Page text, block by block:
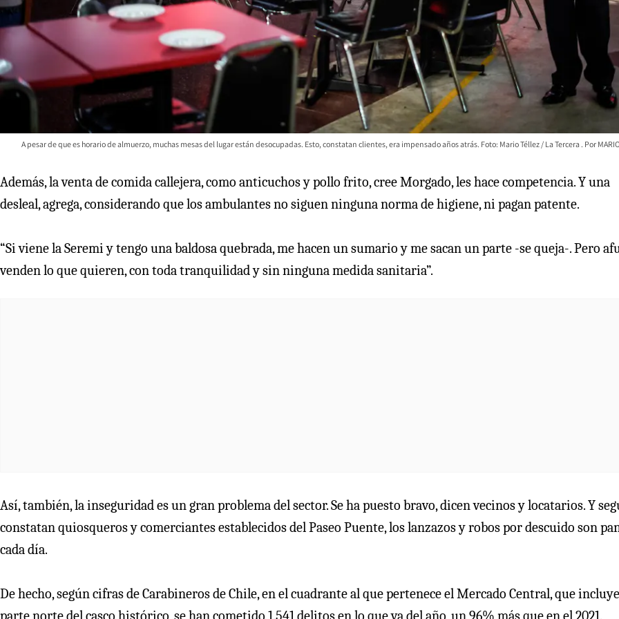
A pesar de que es horario de almuerzo, muchas mesas del lugar están desocupadas. Esto, constatan clientes, era impensado años atrás. Foto: Mario Téllez / La Tercera
Además, la venta de comida callejera, como anticuchos y pollo frito, cree Morgado, les hace competencia. Y una
desleal, agrega, considerando que los ambulantes no siguen ninguna norma de higiene, ni pagan patente.
“Si viene la Seremi y tengo una baldosa quebrada, me hacen un sumario y me sacan un parte -se queja-. Pero
venden lo que quieren, con toda tranquilidad y sin ninguna medida sanitaria”.
Así, también, la inseguridad es un gran problema del sector. Se ha puesto bravo, dicen vecinos y locatarios. Y
constatan quiosqueros y comerciantes establecidos del Paseo Puente, los lanzazos y robos por descuido son
cada día.
De hecho, según cifras de Carabineros de Chile, en el cuadrante al que pertenece el Mercado Central, que
parte norte del casco histórico, se han cometido 1.541 delitos en lo que va del año, un 96% más que en el 2021.